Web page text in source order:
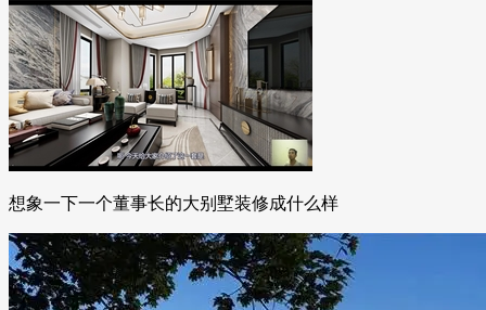
想象一下一个董事长的大别墅装修成什么样